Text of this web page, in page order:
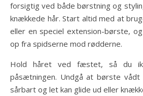
forsigtig ved både børstning og
knækkede hår. Start altid med at
eller en speciel extension-børste,
op fra spidserne mod rødderne.
Hold håret ved fæstet, så du
påsætningen. Undgå at børste
sårbart og let kan glide ud eller